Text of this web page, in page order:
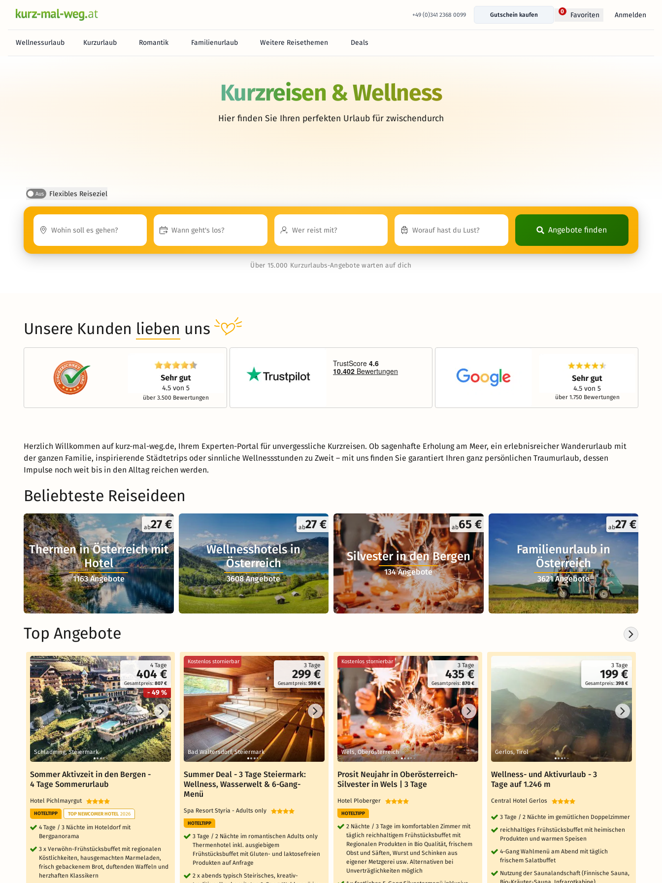
+49 (0)341 2368 0099 Gutschein kaufen
0 Favoriten Anmelden
Wellnessurlaub Kurzurlaub Romantik Familienurlaub Weitere Reisethemen Deals
Kurzreisen & Wellness
Hier finden Sie Ihren perfekten Urlaub für zwischendurch
Aus Flexibles Reiseziel
Angebote finden
Über 15.000 Kurzurlaubs-Angebote warten auf dich
Unsere Kunden lieben uns
über 3.500 Bewertungen über 1.750 Bewertungen
Herzlich Willkommen auf kurz-mal-weg.de, Ihrem Experten-Portal für unvergessliche Kurzreisen. Ob sagenhafte Erholung am Meer, ein erlebnisreicher Wanderurlaub mit
der ganzen Familie, inspirierende Städtetrips oder sinnliche Wellnessstunden zu Zweit – mit uns finden Sie garantiert Ihren ganz persönlichen Traumurlaub, dessen
Impulse noch weit bis in den Alltag reichen werden.
Beliebteste Reiseideen
ab27 €
Thermen in Österreich mit
Hotel
1163 Angebote
ab27 €
Wellnesshotels in
Österreich
3608 Angebote
ab65 €
Silvester in den Bergen
134 Angebote
ab27 €
Familienurlaub in
Österreich
3621 Angebote
Top Angebote
4 Tage
404 €
Gesamtpreis: 807 €
- 49 %
Schladming, Steiermark
Sommer Aktivzeit in den Bergen -
4 Tage Sommerurlaub
Hotel Pichlmayrgut
HOTELTIPP TOP NEWCOMER HOTEL 2026
4 Tage / 3 Nächte im Hoteldorf mit
Bergpanorama
3 x Verwöhn-Frühstücksbuffet mit regionalen
Köstlichkeiten, hausgemachten Marmeladen,
frisch gebackenem Brot, duftenden Waffeln und
herzhaften Klassikern
3 Tage
299 €
Gesamtpreis: 598 €
Kostenlos stornierbar
Bad Waltersdorf, Steiermark
Summer Deal - 3 Tage Steiermark:
Wellness, Wasserwelt & 6-Gang-
Menü
Spa Resort Styria - Adults only
HOTELTIPP
3 Tage / 2 Nächte im romantischen Adults only
Thermenhotel inkl. ausgiebigem
Frühstücksbuffet mit Gluten- und laktosefreien
Produkten auf Anfrage
2 x abends typisch Steirisches, kreativ-
3 Tage
435 €
Gesamtpreis: 870 €
Kostenlos stornierbar
Wels, Oberösterreich
Prosit Neujahr in Oberösterreich-
Silvester in Wels | 3 Tage
Hotel Ploberger
HOTELTIPP
2 Nächte / 3 Tage im komfortablen Zimmer mit
täglich reichhaltigem Frühstücksbuffet mit
Regionalen Produkten in Bio Qualität, frischem
Obst und Säften, Wurst und Schinken aus
eigener Metzgerei usw. Alternativen bei
Unverträglichkeiten möglich
3 Tage
199 €
Gesamtpreis: 398 €
Gerlos, Tirol
Wellness- und Aktivurlaub - 3
Tage auf 1.246 m
Central Hotel Gerlos
3 Tage / 2 Nächte im gemütlichen Doppelzimmer
reichhaltiges Frühstücksbuffet mit heimischen
Produkten und warmen Speisen
4-Gang Wahlmenü am Abend mit täglich
frischem Salatbuffet
Nutzung der Saunalandschaft (Finnische Sauna,